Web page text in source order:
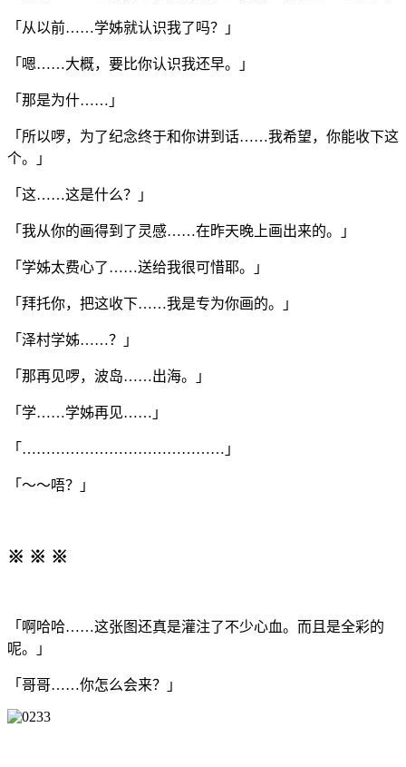
「从以前……学姊就认识我了吗？」
「嗯……大概，要比你认识我还早。」
「那是为什……」
「所以啰，为了纪念终于和你讲到话……我希望，你能收下这
个。」
「这……这是什么？」
「我从你的画得到了灵感……在昨天晚上画出来的。」
「学姊太费心了……送给我很可惜耶。」
「拜托你，把这收下……我是专为你画的。」
「泽村学姊……？」
「那再见啰，波岛……出海。」
「学……学姊再见……」
「……………………………………」
「～～唔？」
※ ※ ※
「啊哈哈……这张图还真是灌注了不少心血。而且是全彩的
呢。」
「哥哥……你怎么会来？」